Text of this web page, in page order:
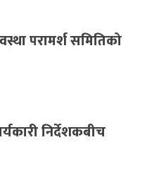
परामर्श समितिको
निर्देशकबीच